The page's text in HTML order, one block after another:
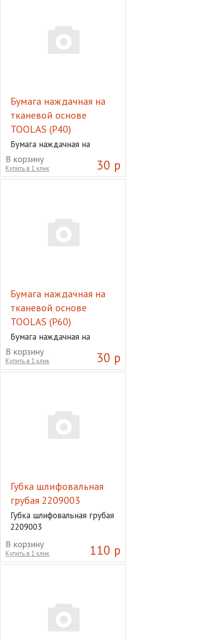
Бумага наждачная на
тканевой основе
TOOLAS (Р40)
Бумага наждачная на
тканевой основе TOOLAS
(Р40)
30 р
В корзину
Купить в 1 клик
Бумага наждачная на
тканевой основе
TOOLAS (Р60)
Бумага наждачная на
тканевой основе TOOLAS
(Р60)
30 р
В корзину
Купить в 1 клик
Губка шлифовальная
грубая 2209003
Губка шлифовальная грубая
2209003
110 р
В корзину
Купить в 1 клик